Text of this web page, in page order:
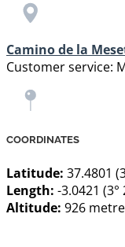
Camino de la
Customer service:
COORDINATES
Latitude: 37.4801
Length: -3.0421 (3°
Altitude: 926